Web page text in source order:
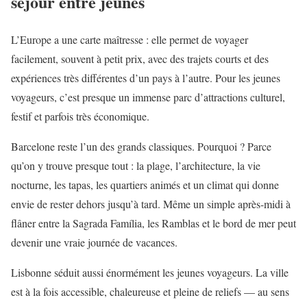
L’Europe a une carte maîtresse : elle permet de voyager
facilement, souvent à petit prix, avec des trajets courts et des
expériences très différentes d’un pays à l’autre. Pour les jeunes
voyageurs, c’est presque un immense parc d’attractions culturel,
festif et parfois très économique.
Barcelone reste l’un des grands classiques. Pourquoi ? Parce
qu’on y trouve presque tout : la plage, l’architecture, la vie
nocturne, les tapas, les quartiers animés et un climat qui donne
envie de rester dehors jusqu’à tard. Même un simple après-midi à
flâner entre la Sagrada Família, les Ramblas et le bord de mer peut
devenir une vraie journée de vacances.
Lisbonne séduit aussi énormément les jeunes voyageurs. La ville
est à la fois accessible, chaleureuse et pleine de reliefs — au sens